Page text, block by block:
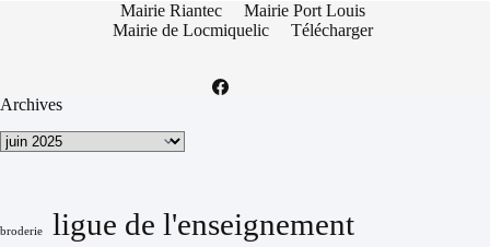
Mairie Riantec
Mairie Port Louis
Mairie de Locmiquelic
Télécharger
Archives
Archives
broderie ligue de l'enseignement